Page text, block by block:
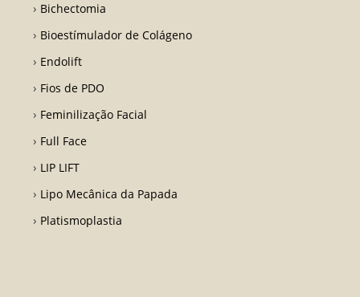
Bichectomia
Bioestímulador de Colágeno
Endolift
Fios de PDO
Feminilização Facial
Full Face
LIP LIFT
Lipo Mecânica da Papada
Platismoplastia